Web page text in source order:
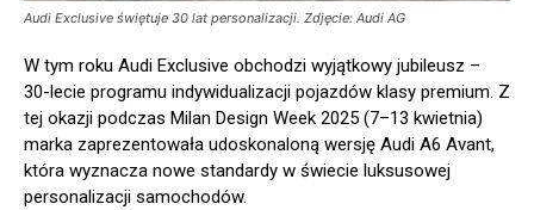
Audi Exclusive świętuje 30 lat personalizacji. Zdjęcie: Audi AG
W tym roku Audi Exclusive obchodzi wyjątkowy jubileusz –
30-lecie programu indywidualizacji pojazdów klasy premium. Z
tej okazji podczas Milan Design Week 2025 (7–13 kwietnia)
marka zaprezentowała udoskonaloną wersję Audi A6 Avant,
która wyznacza nowe standardy w świecie luksusowej
personalizacji samochodów.